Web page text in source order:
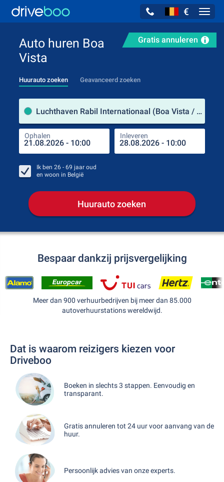
€
Gratis annuleren
Auto huren Boa
Vista
Huurauto zoeken Geavanceerd zoeken
Luchthaven Rabil Internationaal (Boa Vista / Kaapverdië)
Ophalen Inleveren
Ik ben 26 - 69 jaar oud
en woon in België
Huurauto zoeken
Bespaar dankzij prijsvergelijking
Meer dan 900 verhuurbedrijven bij meer dan 85.000
autoverhuurstations wereldwijd.
Dat is waarom reizigers kiezen voor
Driveboo
Boeken in slechts 3 stappen. Eenvoudig en
transparant.
Gratis annuleren tot 24 uur voor aanvang van de
huur.
Persoonlijk advies van onze experts.